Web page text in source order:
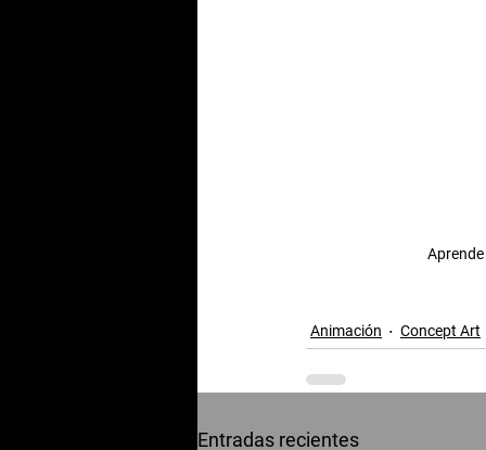
Animación Concept Art
Entradas recientes